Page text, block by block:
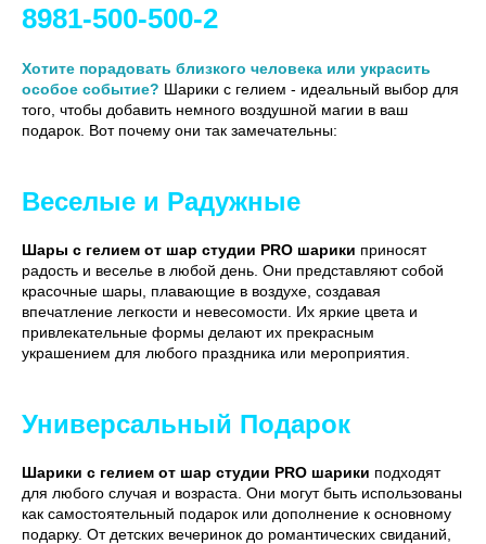
8981-500-500-2
Хотите порадовать близкого человека или украсить
особое событие? Шарики с гелием - идеальный выбор для
того, чтобы добавить немного воздушной магии в ваш
подарок. Вот почему они так замечательны:
Веселые и Радужные
Шары с гелием от шар студии PRO шарики приносят
радость и веселье в любой день. Они представляют собой
красочные шары, плавающие в воздухе, создавая
впечатление легкости и невесомости. Их яркие цвета и
привлекательные формы делают их прекрасным
украшением для любого праздника или мероприятия.
Универсальный Подарок
Шарики с гелием от шар студии PRO шарики подходят
для любого случая и возраста. Они могут быть использованы
как самостоятельный подарок или дополнение к основному
подарку. От детских вечеринок до романтических свиданий,